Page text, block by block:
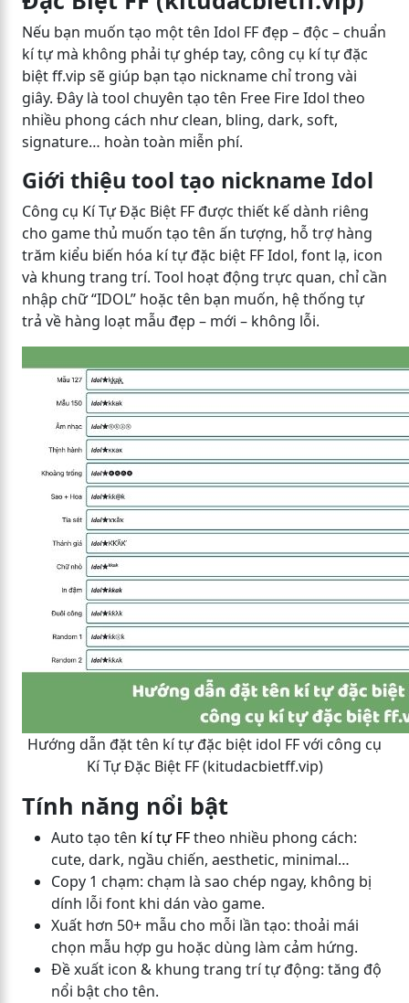
Nếu bạn muốn tạo một tên Idol FF đẹp – độc – chuẩn
kí tự mà không phải tự ghép tay, công cụ kí tự đặc
biệt ff.vip sẽ giúp bạn tạo nickname chỉ trong vài
giây. Đây là tool chuyên tạo tên Free Fire Idol theo
nhiều phong cách như clean, bling, dark, soft,
signature… hoàn toàn miễn phí.
Giới thiệu tool tạo nickname Idol
Công cụ Kí Tự Đặc Biệt FF được thiết kế dành riêng
cho game thủ muốn tạo tên ấn tượng, hỗ trợ hàng
trăm kiểu biến hóa kí tự đặc biệt FF Idol, font lạ, icon
và khung trang trí. Tool hoạt động trực quan, chỉ cần
nhập chữ “IDOL” hoặc tên bạn muốn, hệ thống tự
trả về hàng loạt mẫu đẹp – mới – không lỗi.
Hướng dẫn đặt tên kí tự đặc biệt idol FF với công cụ
Kí Tự Đặc Biệt FF (kitudacbietff.vip)
Tính năng nổi bật
Auto tạo tên kí tự FFtheo nhiều phong cách:
cute, dark, ngầu chiến, aesthetic, minimal…
Copy 1 chạm: chạm là sao chép ngay, không bị
dính lỗi font khi dán vào game.
Xuất hơn 50+ mẫu cho mỗi lần tạo: thoải mái
chọn mẫu hợp gu hoặc dùng làm cảm hứng.
Đề xuất icon & khung trang trí tự động: tăng độ
nổi bật cho tên.